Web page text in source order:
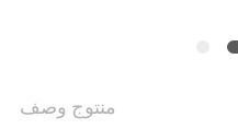
منتوج وصف